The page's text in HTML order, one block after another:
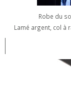
Robe du
Lamé argent, col à